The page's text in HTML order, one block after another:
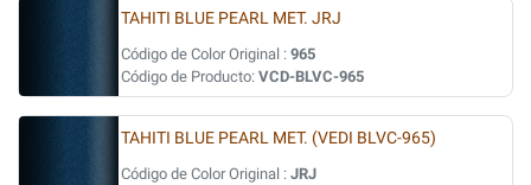
TAHITI BLUE PEARL MET. JRJ
Código de Color Original : 965
Código de Producto: VCD-BLVC-965
TAHITI BLUE PEARL MET. (VEDI BLVC-965)
Código de Color Original : JRJ